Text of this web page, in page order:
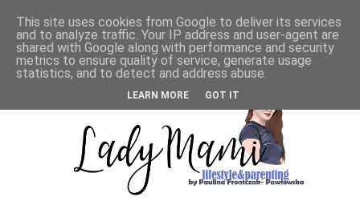
This site uses cookies from Google to deliver its services
and to analyze traffic. Your IP address and user-agent are
shared with Google along with performance and security
metrics to ensure quality of service, generate usage
statistics, and to detect and address abuse.
LEARN MORE GOT IT